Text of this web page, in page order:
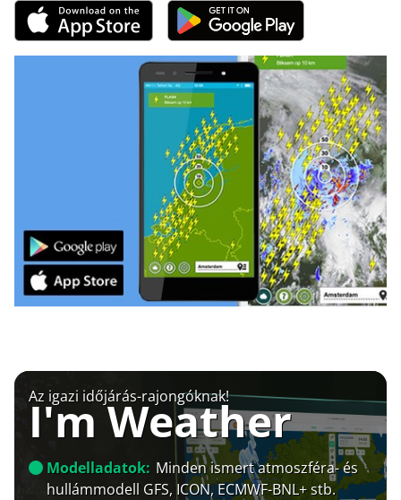
Az igazi időjárás-rajongóknak!
I'm Weather
Modelladatok: Minden ismert atmoszféra- és
hullámmodell GFS, ICON, ECMWF-BNL+ stb.